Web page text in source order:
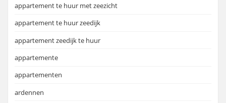
appartement te huur met zeezicht
appartement te huur zeedijk
appartement zeedijk te huur
appartemente
appartementen
ardennen